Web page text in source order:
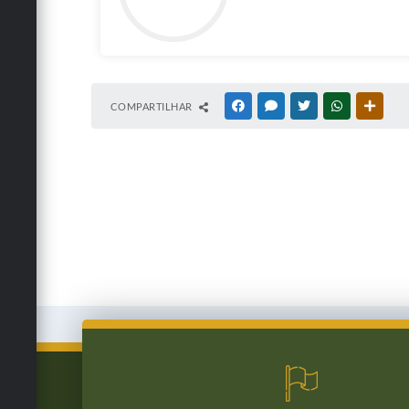
COMPARTILHAR FACEBOOKMESSENGER
TWITTERWHATSAPP